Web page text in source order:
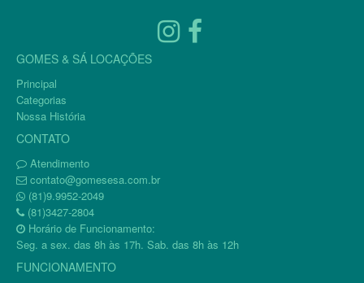
GOMES & SÁ LOCAÇÕES
Principal
Categorias
Nossa História
CONTATO
Atendimento
contato@gomesesa.com.br
(81)9.9952-2049
(81)3427-2804
Horário de Funcionamento:
Seg. a sex. das 8h às 17h. Sab. das 8h às 12h
FUNCIONAMENTO